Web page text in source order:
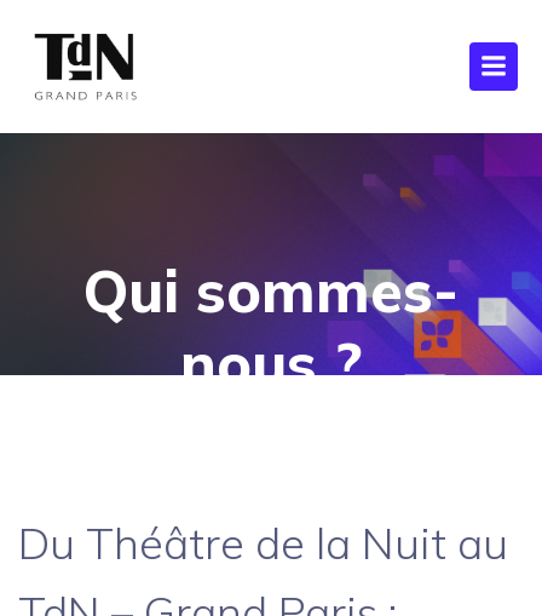
Qui sommes-
nous ?
Du Théâtre de la Nuit au